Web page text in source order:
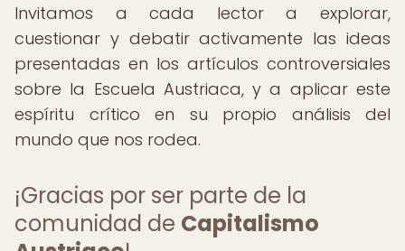
Invitamos a cada lector a explorar,
cuestionar y debatir activamente las ideas
presentadas en los artículos controversiales
sobre la Escuela Austriaca, y a aplicar este
espíritu crítico en su propio análisis del
mundo que nos rodea.
¡Gracias por ser parte de la
comunidad de Capitalismo